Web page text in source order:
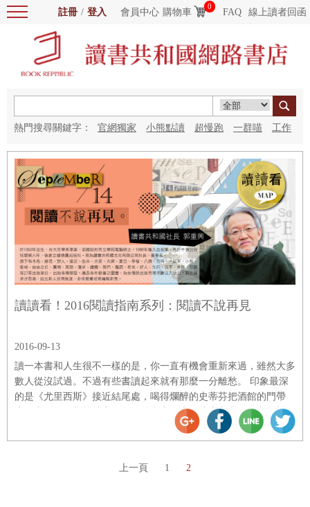
註冊 / 登入 會員中心 購物車
0
FAQ 線上讀者回函
熱門搜尋關鍵字： 官網獨家 小熊點讀 超慢跑 一群喵 工作
細胞 海洋圖書館 紅花
讀讀看！2016閱讀指南系列：閱讀不說再見
2016-09-13
讀一本書和人生很不一樣的是，你一直有機會重新來過，雖然大多
數人從沒試過。不過有些書讀起來就有那麼一分離愁。 印象最深
的是《尤里西斯》接近結尾處，喝得爛醉的史蒂芬把酒館的門帶
上，走到外頭都柏林夜色已深的街上，也從此走出我們的文學視
界。史蒂芬是喬伊斯的化身，這一點無可置疑。從《一個青年藝術
家的畫像》開始，喬伊斯就是透過他來訴說自己。瘦削、嘲諷、自
上一頁
1 2